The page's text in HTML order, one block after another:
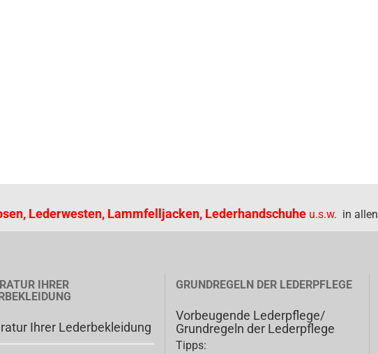
Lederwesten, Lammfelljacken, Lederhandschuhe u.s.w. in allen
IHRER
Ihrer Lederbekleidung
GRUNDREGELN DER LEDERPFLEGE
Vorbeugende Lederpflege/
Grundregeln der Lederpflege
Tipps: